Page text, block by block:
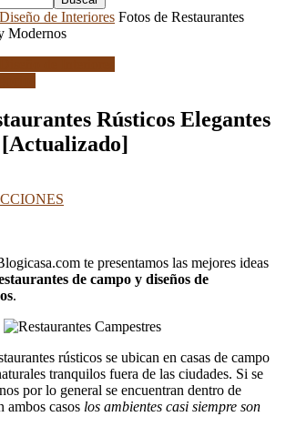
de Interiores Fotos de Restaurantes
Modernos
Rústicos Elegantes
te presentamos las mejores ideas
de campo y diseños de
.
rústicos se ubican en casas de campo
tranquilos fuera de las ciudades. Si se
por lo general se encuentran dentro de
ambos casos los ambientes casi siempre son